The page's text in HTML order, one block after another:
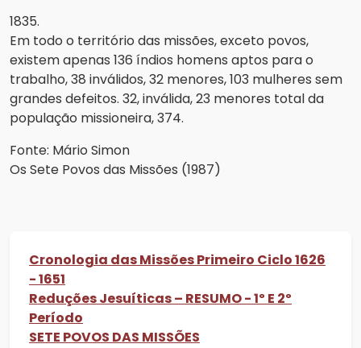
1835.
Em todo o território das missões, exceto povos,
existem apenas 136 índios homens aptos para o
trabalho, 38 inválidos, 32 menores, 103 mulheres sem
grandes defeitos. 32, inválida, 23 menores total da
população missioneira, 374.
Fonte: Mário Simon
Os Sete Povos das Missões (1987)
Cronologia das Missões Primeiro Ciclo 1626
- 1651
Reduções Jesuíticas – RESUMO - 1º E 2º
Período
SETE POVOS DAS MISSÕES